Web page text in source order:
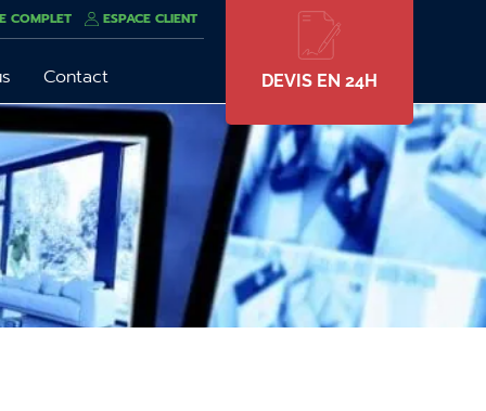
COMPLET ESPACE CLIENT
Contact DEVIS EN 24H